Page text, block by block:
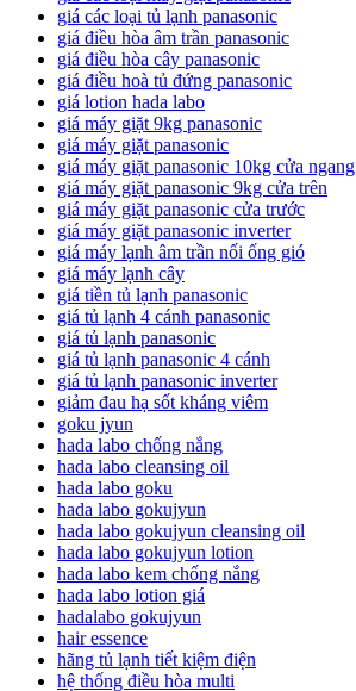
giá các loại tủ lạnh panasonic
giá điều hòa âm trần panasonic
giá điều hòa cây panasonic
giá điều hoà tủ đứng panasonic
giá lotion hada labo
giá máy giặt 9kg panasonic
giá máy giặt panasonic
giá máy giặt panasonic 10kg cửa ngang
giá máy giặt panasonic 9kg cửa trên
giá máy giặt panasonic cửa trước
giá máy giặt panasonic inverter
giá máy lạnh âm trần nối ống gió
giá máy lạnh cây
giá tiền tủ lạnh panasonic
giá tủ lạnh 4 cánh panasonic
giá tủ lạnh panasonic
giá tủ lạnh panasonic 4 cánh
giá tủ lạnh panasonic inverter
giảm đau hạ sốt kháng viêm
goku jyun
hada labo chống nắng
hada labo cleansing oil
hada labo goku
hada labo gokujyun
hada labo gokujyun cleansing oil
hada labo gokujyun lotion
hada labo kem chống nắng
hada labo lotion giá
hadalabo gokujyun
hair essence
hãng tủ lạnh tiết kiệm điện
hệ thống điều hòa multi